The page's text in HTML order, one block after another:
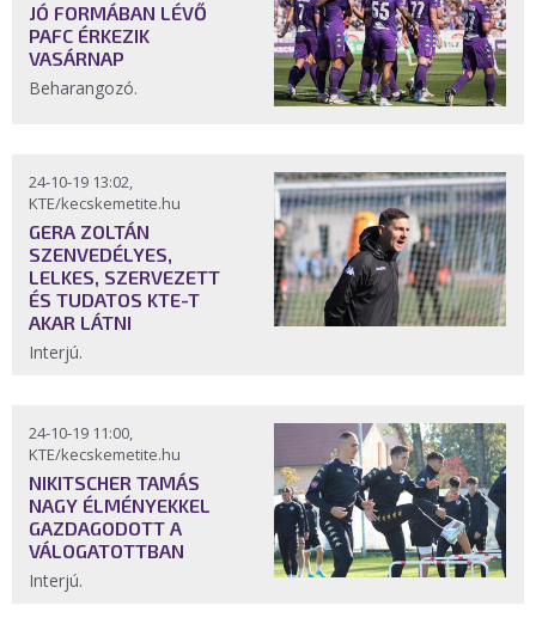
JÓ FORMÁBAN LÉVŐ
PAFC ÉRKEZIK
VASÁRNAP
Beharangozó.
24-10-19 13:02,
KTE/kecskemetite.hu
GERA ZOLTÁN
SZENVEDÉLYES,
LELKES, SZERVEZETT
ÉS TUDATOS KTE-T
AKAR LÁTNI
Interjú.
24-10-19 11:00,
KTE/kecskemetite.hu
NIKITSCHER TAMÁS
NAGY ÉLMÉNYEKKEL
GAZDAGODOTT A
VÁLOGATOTTBAN
Interjú.